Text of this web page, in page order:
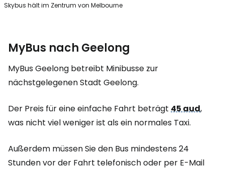
Skybus hält im Zentrum von Melbourne
MyBus nach Geelong
MyBus Geelong betreibt Minibusse zur
nächstgelegenen Stadt Geelong.
Der Preis für eine einfache Fahrt beträgt 45 aud,
was nicht viel weniger ist als ein normales Taxi.
Außerdem müssen Sie den Bus mindestens 24
Stunden vor der Fahrt telefonisch oder per E-Mail